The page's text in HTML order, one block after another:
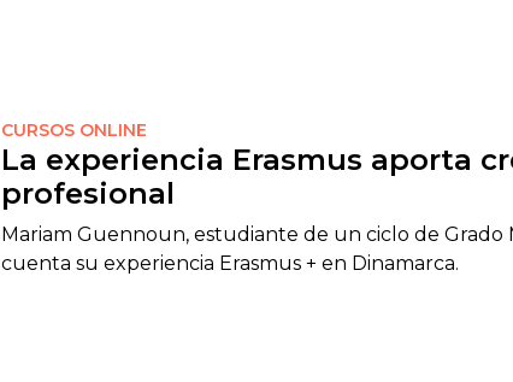
CURSOS ONLINE
La experiencia Erasmus aporta
profesional
Mariam Guennoun, estudiante de un ciclo de
cuenta su experiencia Erasmus + en Dinamarca.